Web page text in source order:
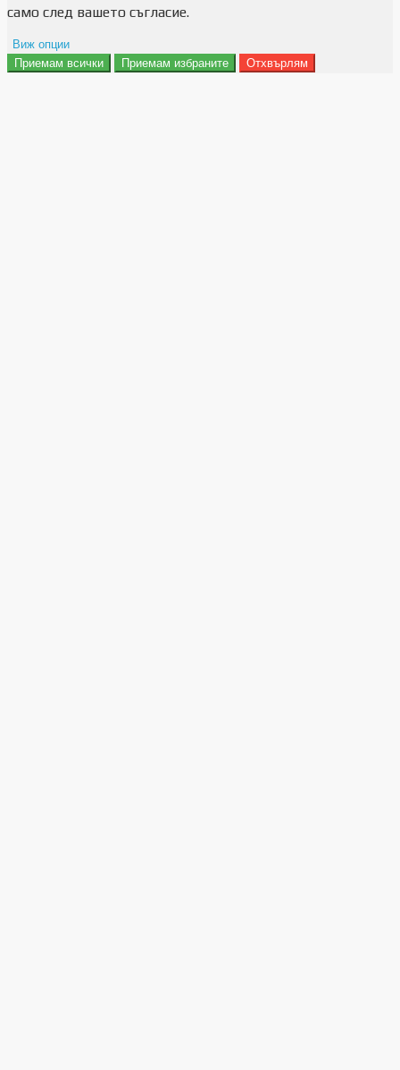
само след вашето съгласие.
Виж опции
Препочитания за реклами
Приемам всички Приемам избраните Отхвърлям